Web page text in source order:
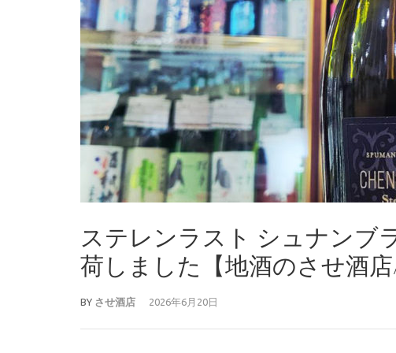
ステレンラスト シュナンブ
荷しました【地酒のさせ酒店
BY させ酒店 2026年6月20日